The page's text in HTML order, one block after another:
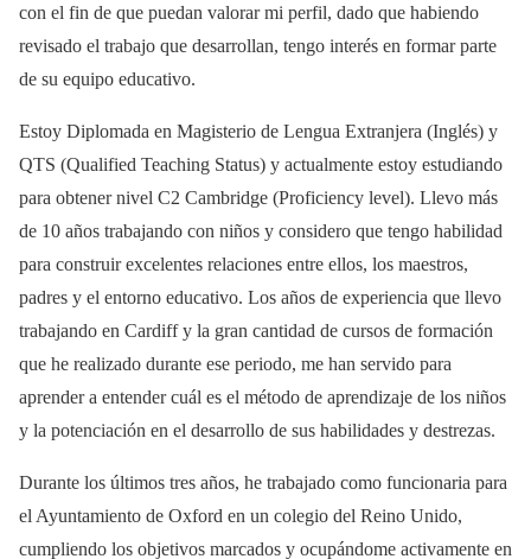
con el fin de que puedan valorar mi perfil, dado que habiendo
revisado el trabajo que desarrollan, tengo interés en formar parte
de su equipo educativo.
Estoy Diplomada en Magisterio de Lengua Extranjera (Inglés) y
QTS (Qualified Teaching Status) y actualmente estoy estudiando
para obtener nivel C2 Cambridge (Proficiency level). Llevo más
de 10 años trabajando con niños y considero que tengo habilidad
para construir excelentes relaciones entre ellos, los maestros,
padres y el entorno educativo. Los años de experiencia que llevo
trabajando en Cardiff y la gran cantidad de cursos de formación
que he realizado durante ese periodo, me han servido para
aprender a entender cuál es el método de aprendizaje de los niños
y la potenciación en el desarrollo de sus habilidades y destrezas.
Durante los últimos tres años, he trabajado como funcionaria para
el Ayuntamiento de Oxford en un colegio del Reino Unido,
cumpliendo los objetivos marcados y ocupándome activamente en